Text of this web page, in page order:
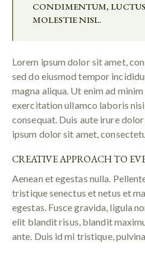
CONDIMENTUM,
MOLESTIE NISL.
Lorem ipsum dolor sit amet,
sed do eiusmod tempor
magna aliqua. Ut enim ad
exercitation ullamco laboris
consequat. Duis aute irure
ipsum dolor sit amet,
CREATIVE APPROACH TO
Aenean et egestas nulla.
tristique senectus et netus et
egestas. Fusce gravida, ligula
elit blandit risus, blandit
ante. Duis id mi tristique,